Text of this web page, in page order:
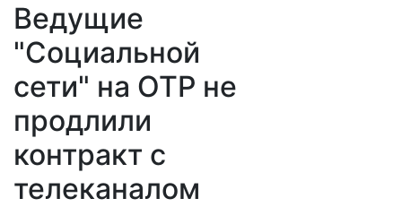
Ведущие
"Социальной
сети" на ОТР не
продлили
контракт с
телеканалом